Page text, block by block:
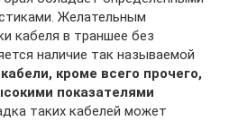
Желательным
кабеля в траншее без
наличие так называемой
кроме всего прочего,
показателями
таких кабелей может